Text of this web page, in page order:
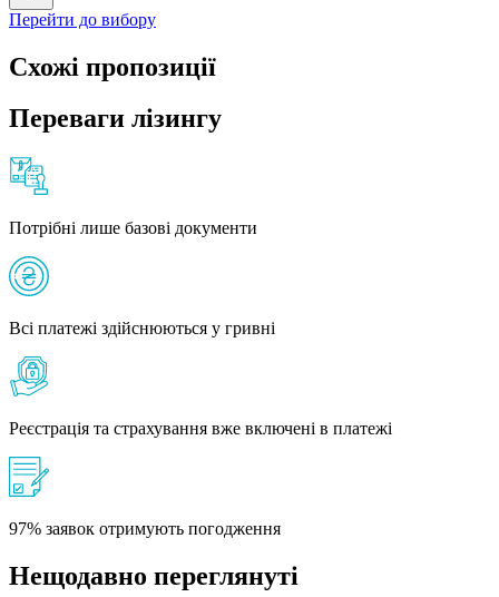
Перейти до вибору
Схожі пропозиції
Переваги лізингу
Потрібні лише базові документи
Всі платежі здійснюються у гривні
Реєстрація та страхування вже включені в платежі
97% заявок отримують погодження
Нещодавно переглянуті